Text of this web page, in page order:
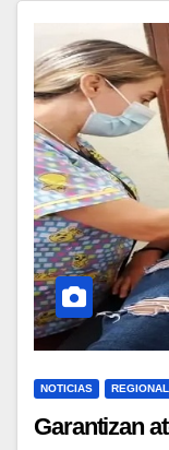
NOTICIAS
Garantizan